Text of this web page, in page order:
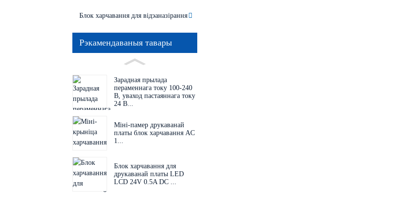
Блок харчавання для відэаназірання
Рэкамендаваныя тавары
Зарадная прылада
пераменнага току 100-240
В, уваход пастаяннага току
24 В...
Міні-памер друкаванай
платы блок харчавання AC
1...
Блок харчавання для
друкаванай платы LED
LCD 24V 0.5A DC ...